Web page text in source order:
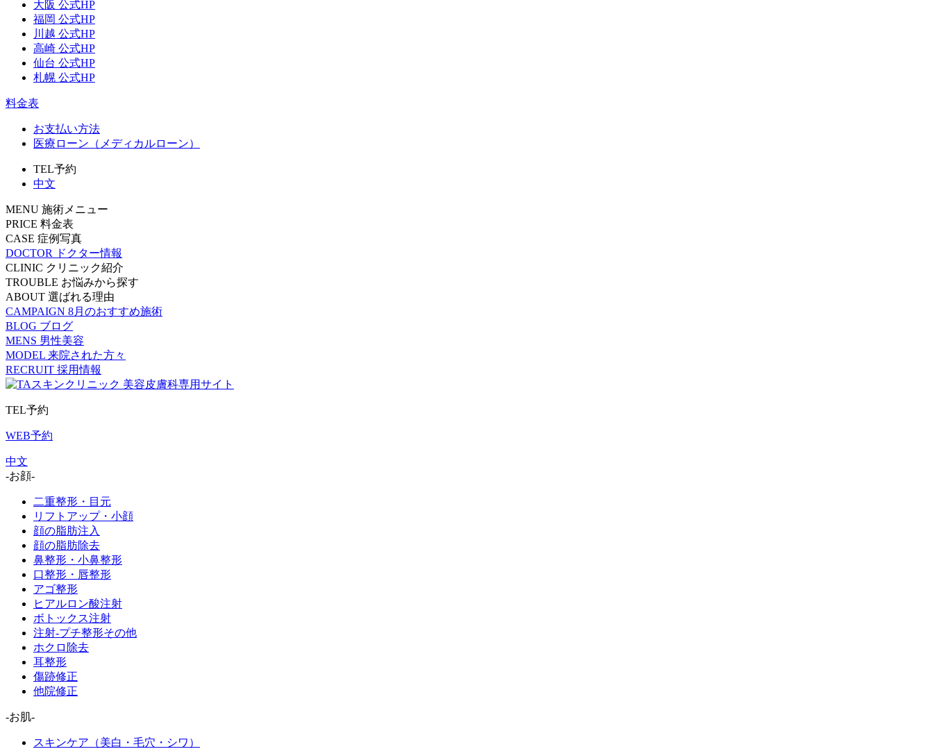
大阪 公式HP
福岡 公式HP
川越 公式HP
高崎 公式HP
仙台 公式HP
札幌 公式HP
料金表
お支払い方法
医療ローン（メディカルローン）
TEL予約
中文
MENU 施術メニュー
PRICE 料金表
CASE 症例写真
DOCTOR
ドクター情報
CLINIC クリニック紹介
TROUBLE お悩みから探す
ABOUT 選ばれる理由
CAMPAIGN 8月のおすすめ施術
BLOG ブログ
MENS 男性美容
MODEL 来院された方々
RECRUIT 採用情報
TEL予約
WEB予約
中文
-お顔-
二重整形・目元
リフトアップ・小顔
顔の脂肪注入
顔の脂肪除去
鼻整形・小鼻整形
口整形・唇整形
アゴ整形
ヒアルロン酸注射
ボトックス注射
注射-プチ整形その他
ホクロ除去
耳整形
傷跡修正
他院修正
-お肌-
スキンケア（美白・毛穴・シワ）